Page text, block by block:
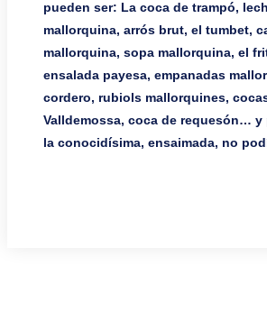
pueden ser: La coca de trampó,
mallorquina, arrós brut, el tumbet,
mallorquina, sopa mallorquina, el
ensalada payesa, empanadas
cordero, rubiols mallorquines,
Valldemossa, coca de requesón… y
la conocidísima, ensaimada, no